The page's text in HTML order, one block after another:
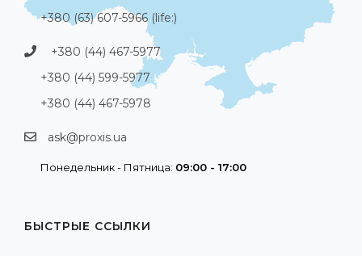
+380 (63) 607-5966 (life:)
+380 (44) 467-5977
+380 (44) 599-5977
+380 (44) 467-5978
ask@proxis.ua
Понедельник - Пятница: 09:00 - 17:00
БЫСТРЫЕ ССЫЛКИ